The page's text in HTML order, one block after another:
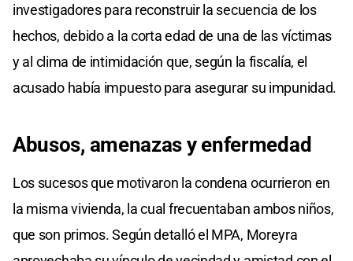
investigadores para reconstruir la secuencia de los
hechos, debido a la corta edad de una de las víctimas
y al clima de intimidación que, según la fiscalía, el
acusado había impuesto para asegurar su impunidad.
Abusos, amenazas y enfermedad
Los sucesos que motivaron la condena ocurrieron en
la misma vivienda, la cual frecuentaban ambos niños,
que son primos. Según detalló el MPA, Moreyra